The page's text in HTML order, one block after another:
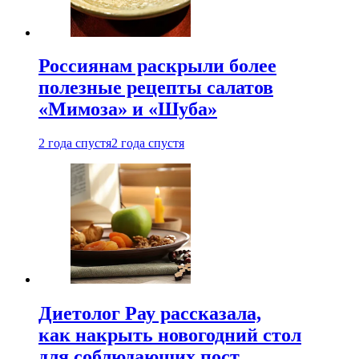
Россиянам раскрыли более
полезные рецепты салатов
«Мимоза» и «Шуба»
2 года спустя2 года спустя
Диетолог Рау рассказала,
как накрыть новогодний стол